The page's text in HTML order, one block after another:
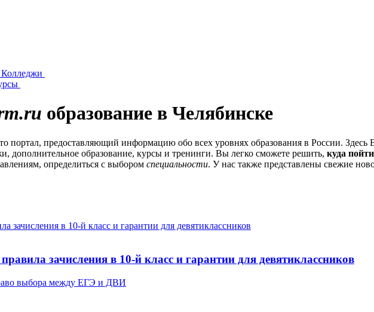
Колледжи
образование в Челябинске
портал, предоставляющий информацию обо всех уровнях образования в России.
дополнительное образование, курсы и тренинги. Вы легко сможете решить, куда
определиться с выбором специальности. У нас также представлены свежие
зачисления в 10-й класс и гарантии для девятиклассников